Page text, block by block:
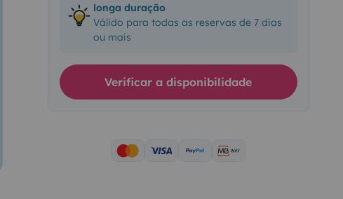
longa duração
Válido para todas as reservas de 7 dias
ou mais
Verificar a disponibilidade